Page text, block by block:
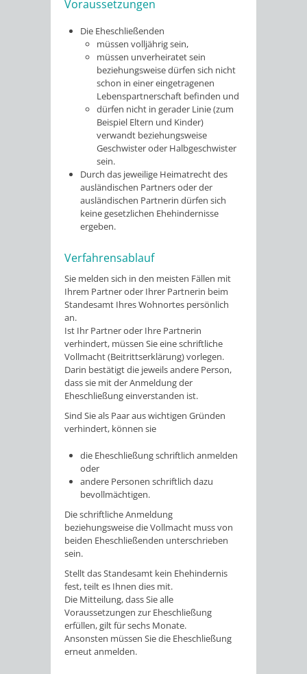
Voraussetzungen
Die Eheschließenden
müssen volljährig sein,
müssen unverheiratet sein
beziehungsweise dürfen sich nicht
schon in einer eingetragenen
Lebenspartnerschaft befinden und
dürfen nicht in gerader Linie(zum
Beispiel Eltern und Kinder)
verwandt beziehungsweise
Geschwister oder Halbgeschwister
sein.
Durch das jeweilige Heimatrecht des
ausländischen Partners oder der
ausländischen Partnerin dürfen sich
keine gesetzlichen Ehehindernisse
ergeben.
Verfahrensablauf
Sie melden sich in den meisten Fällen mit
Ihrem Partner oder Ihrer Partnerin beim
Standesamt Ihres Wohnortes persönlich
an.
Ist Ihr Partner oder Ihre Partnerin
verhindert, müssen Sie eine schriftliche
Vollmacht (Beitrittserklärung) vorlegen.
Darin bestätigt die jeweils andere Person,
dass sie mit der Anmeldung der
Eheschließung einverstanden ist.
Sind Sie als Paar aus wichtigen Gründen
verhindert, können sie
die Eheschließung schriftlich anmelden
oder
andere Personen schriftlich dazu
bevollmächtigen.
Die schriftliche Anmeldung
beziehungsweise die Vollmacht muss von
beiden Eheschließenden unterschrieben
sein.
Stellt das Standesamt kein Ehehindernis
fest, teilt es Ihnen dies mit.
Die Mitteilung, dass Sie alle
Voraussetzungen zur Eheschließung
erfüllen, gilt für sechs Monate.
Ansonsten müssen Sie die Eheschließung
erneut anmelden.